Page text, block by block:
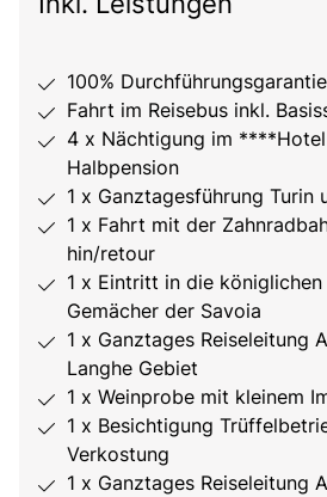
100% Durchführungsgarantie
Fahrt im Reisebus inkl.
4 x Nächtigung im
Halbpension
1 x Ganztagesführung Turin
1 x Fahrt mit der
hin/retour
1 x Eintritt in die
Gemächer der Savoia
1 x Ganztages Reiseleitung
Langhe Gebiet
1 x Weinprobe mit kleinem
1 x Besichtigung
Verkostung
1 x Ganztages Reiseleitung